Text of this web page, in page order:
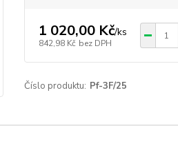
1 020,00 Kč/ks
842,98 Kč bez DPH
Číslo produktu: Pf-3F/25